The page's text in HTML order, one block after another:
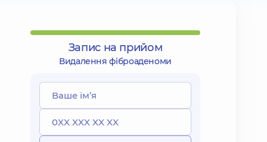
Запис на прийом
Видалення фіброаденоми